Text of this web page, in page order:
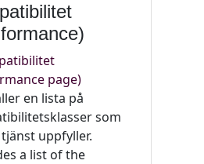
page)
en lista på
som
uppfyller.
a list of the